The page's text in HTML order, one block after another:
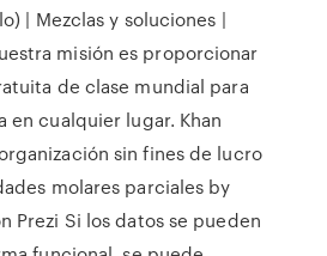
| Mezclas y soluciones |
misión es proporcionar
de clase mundial para
en cualquier lugar. Khan
sin fines de lucro
molares parciales by
Prezi Si los datos se pueden